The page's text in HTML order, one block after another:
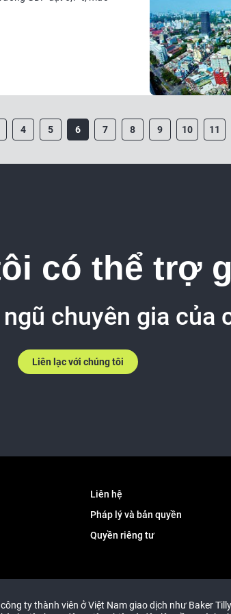
4 5 6 7 8 9 10 11
có thể trợ
chuyên gia của
Liên lạc với chúng tôi
Liên hệ
Pháp lý và bản quyền
Quyền riêng tư
ty thành viên ở Việt Nam giao dịch như Baker